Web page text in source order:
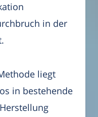
in der
liegt
in bestehende